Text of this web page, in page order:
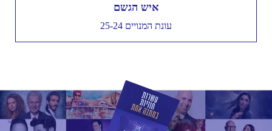
איש הגשם
עונת המנויים 25-24